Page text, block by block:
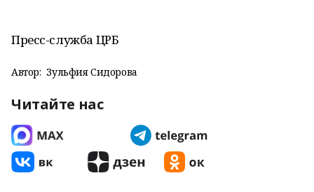
Пресс-служба ЦРБ
Автор: Зульфия Сидорова
Читайте нас